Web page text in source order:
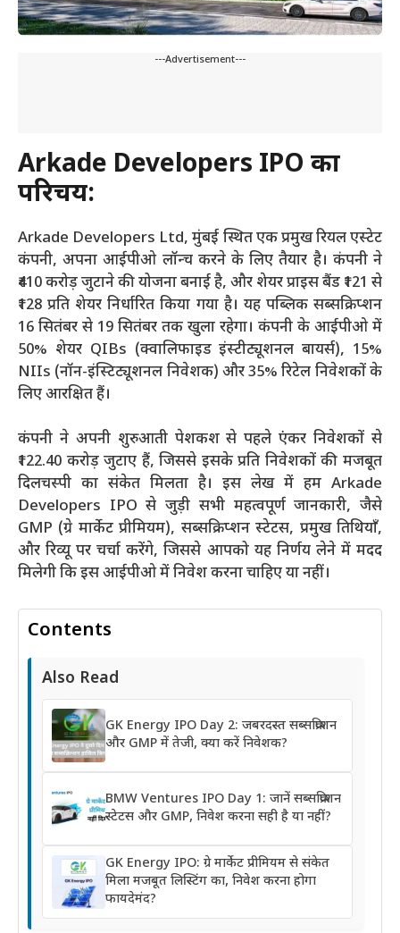
---Advertisement---
Arkade Developers IPO का
परिचय:
Arkade Developers Ltd, मुंबई स्थित एक प्रमुख रियल एस्टेट
कंपनी, अपना आईपीओ लॉन्च करने के लिए तैयार है। कंपनी ने
₹410 करोड़ जुटाने की योजना बनाई है, और शेयर प्राइस बैंड ₹121 से
₹128 प्रति शेयर निर्धारित किया गया है। यह पब्लिक सब्सक्रिप्शन
16 सितंबर से 19 सितंबर तक खुला रहेगा। कंपनी के आईपीओ में
50% शेयर QIBs (क्वालिफाइड इंस्टीट्यूशनल बायर्स), 15%
NIIs (नॉन-इंस्टिट्यूशनल निवेशक) और 35% रिटेल निवेशकों के
लिए आरक्षित हैं।
कंपनी ने अपनी शुरुआती पेशकश से पहले एंकर निवेशकों से
₹122.40 करोड़ जुटाए हैं, जिससे इसके प्रति निवेशकों की मजबूत
दिलचस्पी का संकेत मिलता है। इस लेख में हम Arkade
Developers IPO से जुड़ी सभी महत्वपूर्ण जानकारी, जैसे
GMP (ग्रे मार्केट प्रीमियम), सब्सक्रिप्शन स्टेटस, प्रमुख तिथियाँ,
और रिव्यू पर चर्चा करेंगे, जिससे आपको यह निर्णय लेने में मदद
मिलेगी कि इस आईपीओ में निवेश करना चाहिए या नहीं।
Contents
Also Read
GK Energy IPO Day 2: जबरदस्त सब्सक्रिप्शन
और GMP में तेजी, क्या करें निवेशक?
BMW Ventures IPO Day 1: जानें सब्सक्रिप्शन
स्टेटस और GMP, निवेश करना सही है या नहीं?
GK Energy IPO: ग्रे मार्केट प्रीमियम से संकेत
मिला मजबूत लिस्टिंग का, निवेश करना होगा
फायदेमंद?